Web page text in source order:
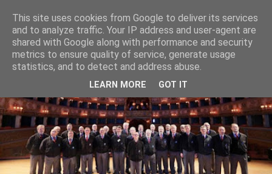
This site uses cookies from Google to deliver its services
and to analyze traffic. Your IP address and user-agent are
shared with Google along with performance and security
metrics to ensure quality of service, generate usage
statistics, and to detect and address abuse.
LEARN MORE GOT IT